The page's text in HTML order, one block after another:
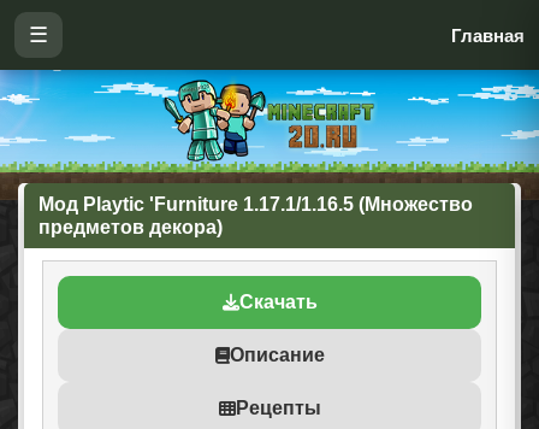
☰ Главная
Мод Playtic 'Furniture 1.17.1/1.16.5 (Множество
предметов декора)
Скачать
Описание
Рецепты